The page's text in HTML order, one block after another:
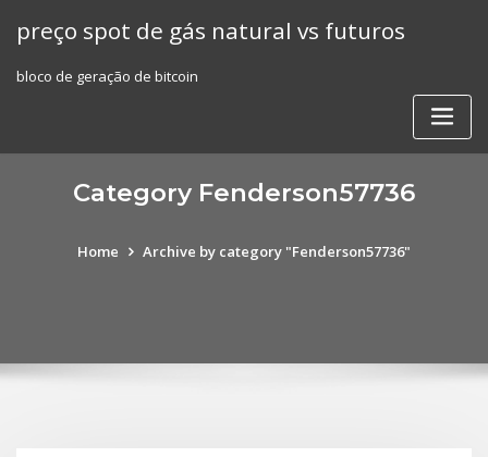
preço spot de gás natural vs futuros
bloco de geração de bitcoin
Category Fenderson57736
Home Archive by category "Fenderson57736"